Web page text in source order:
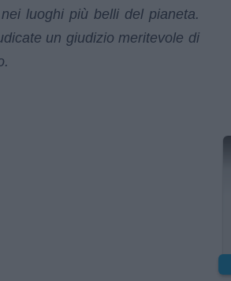
luoghi più belli del pianeta.
un giudizio meritevole di